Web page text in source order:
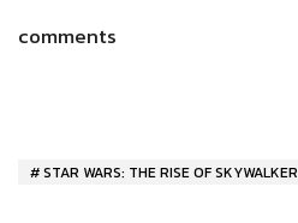
comments
STAR WARS: THE RISE OF SKYWALKER